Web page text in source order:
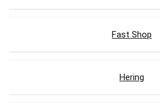
Fast Shop
Hering